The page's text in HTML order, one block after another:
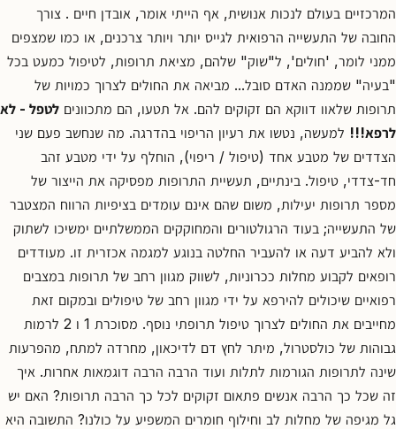
קבע
פגישת
המרכזיים בעולם לנכות אנושית, אף הייתי אומר, אובדן חיים . צורך
החובה של התעשייה הרפואית לגייס יותר ויותר צרכנים, או כמו שמצפים
ממני לומר, 'חולים', ל"שוק" שלהם, מציאת תרופות, לטיפול כמעט בכל
"בעיה" שממנה האדם סובל... מביאה את החולים לצרוך כמויות של
תרופות שלאוו דווקא הם זקוקים להם. אל תטעו, הם מתכוונים לטפל - לא
לרפא!!! למעשה, נטשו את רעיון הריפוי בהדרגה. מה שנחשב פעם שני
הצדדים של מטבע אחד (טיפול / ריפוי), הוחלף על ידי מטבע זהב
חד-צדדי, טיפול. בינתיים, תעשיית התרופות מפסיקה את הייצור של
מספר תרופות יעילות, משום שהם אינם עומדים בציפיות הרווח המצטבר
של התעשייה; בעוד הרגולטורים והמחוקקים הממשלתיים ימשיכו לשתוק
ולא להביע דעה או להעביר החלטה בנוגע למגמה אכזרית זו. מעודדים
רופאים לקבוע מחלות ככרוניות, לשווק מגוון רחב של תרופות במצבים
רפואיים שיכולים להירפא על ידי מגוון רחב של טיפולים ובמקום זאת
מחייבים את החולים לצרוך טיפול תרופתי נוסף. מסוכרת 1 ו 2 לרמות
גבוהות של כולסטרול, מיתר לחץ דם לדיכאון, מחרדה למתח, מהפרעות
שינה לתרופות הגורמות לתלות ועוד הרבה הרבה דוגמאות אחרות. איך
זה שכל כך הרבה אנשים פתאום זקוקים לכל כך הרבה תרופות? האם יש
גל מגיפה של מחלות לב וחילוף חומרים המשפיע על כולנו? התשובה היא